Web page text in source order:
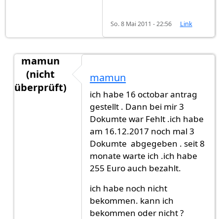
So. 8 Mai 2011 - 22:56 Link
mamun
(nicht
überprüft)
bei mir hats 10 Wochen vonGast
mamun
ich habe 16 octobar antrag
gestellt . Dann bei mir 3
Dokumte war Fehlt .ich habe
am 16.12.2017 noch mal 3
Dokumte abgegeben . seit 8
monate warte ich .ich habe
255 Euro auch bezahlt.
ich habe noch nicht
bekommen. kann ich
bekommen oder nicht ?